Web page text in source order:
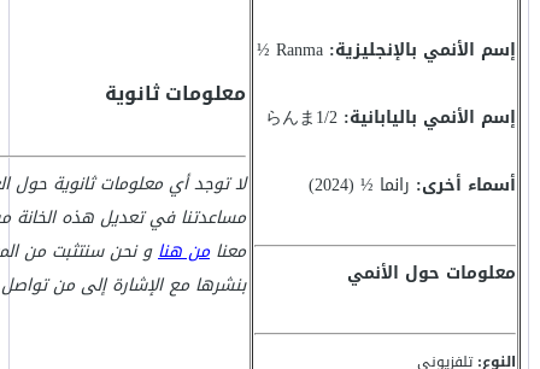
إسم الأنمي بالإنجليزية:
إسم الأنمي باليابانية: らんま1/2
أسماء أخرى: رانما ½ (2024)
معلومات حول الأنمي
النوع:تلفزيوني
معلومات ثانوية
لا توجد أي معلومات ثانوية حول
مساعدتنا في تعديل هذه الخانة
معنامن هناو نحن سنتثبت من
بنشرها مع الإشارة إلى من